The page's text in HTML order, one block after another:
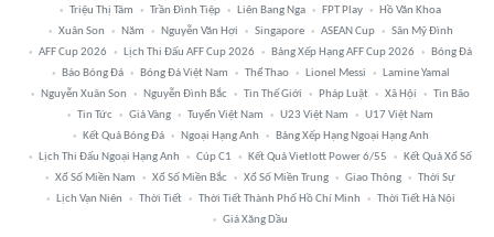
Triệu Thị Tâm
Trần Đình Tiệp Liên Bang Nga FPT Play
Hồ Văn Khoa
Xuân Son
Năm Nguyễn Văn Hợi Singapore ASEAN Cup
Sân Mỹ Đình
AFF Cup 2026
Lịch Thi Đấu AFF Cup 2026 Bảng Xếp Hạng AFF Cup 2026
Bóng Đá
Báo Bóng Đá
Bóng Đá Việt Nam Thể Thao Lionel Messi
Lamine Yamal
Nguyễn Xuân Son
Nguyễn Đình Bắc Tin Thế Giới Pháp Luật Xã Hội
Tin Bão
Tin Tức
Giá Vàng Tuyển Việt Nam U23 Việt Nam
U17 Việt Nam
Kết Quả Bóng Đá
Ngoại Hạng Anh
Bảng Xếp Hạng Ngoại Hạng Anh
Lịch Thi Đấu Ngoại Hạng Anh
Cúp C1 Kết Quả Vietlott Power 6/55
Kết Quả Xổ Số
Xổ Số Miền Nam
Xổ Số Miền Bắc Xổ Số Miền Trung Giao Thông
Thời Sự
Lịch Vạn Niên
Thời Tiết Thời Tiết Thành Phố Hồ Chí Minh
Thời Tiết Hà Nội
Giá Xăng Dầu